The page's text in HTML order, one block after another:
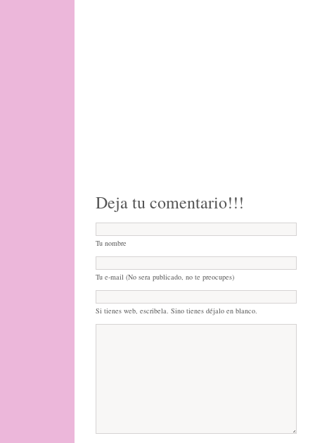
Deja tu comentario!!!
Tu nombre
Tu e-mail (No sera publicado, no te preocupes)
Si tienes web, escribela. Sino tienes déjalo en blanco.